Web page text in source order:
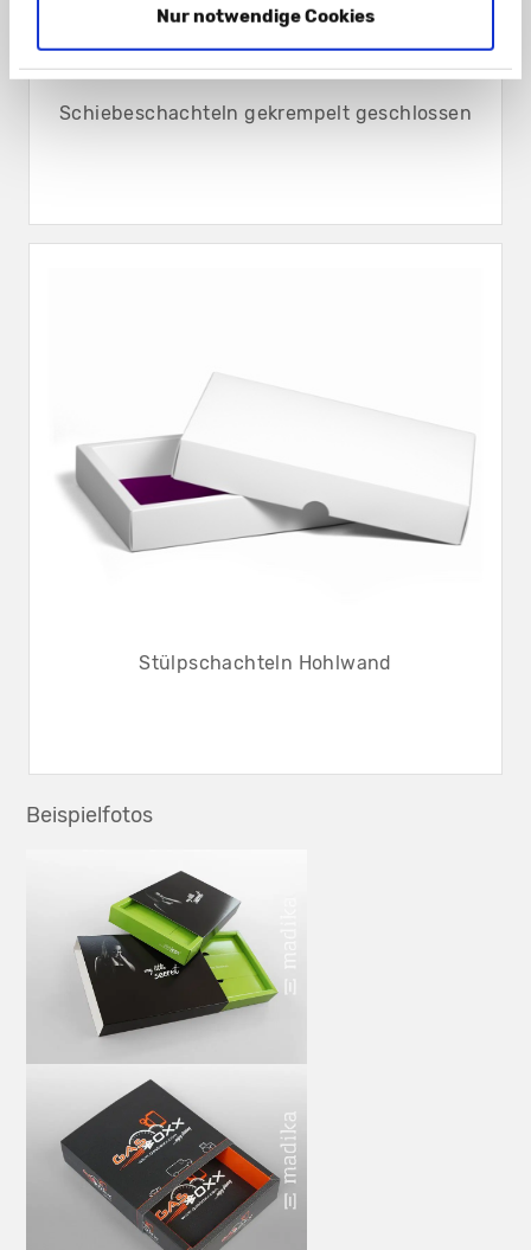
Nur notwendige Cookies
Schiebeschachteln gekrempelt geschlossen
Stülpschachteln Hohlwand
Beispielfotos